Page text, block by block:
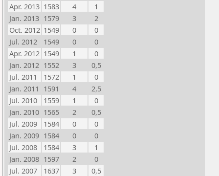
Apr. 2013 1583 4
1
Jan. 2013 1579 3
2
Oct. 2012 1549 0
0
Jul. 2012
1549 0
0
Apr. 2012 1549 1
0
Jan. 2012 1552 3
0,5
Jul. 2011
1572 1
0
Jan. 2011 1591 4
2,5
Jul. 2010
1559 1
0
Jan. 2010 1565 2
0,5
Jul. 2009
1584 0
0
Jan. 2009 1584 0
0
Jul. 2008
1584 3
1
Jan. 2008 1597 2
0
Jul. 2007
1637 3
0,5